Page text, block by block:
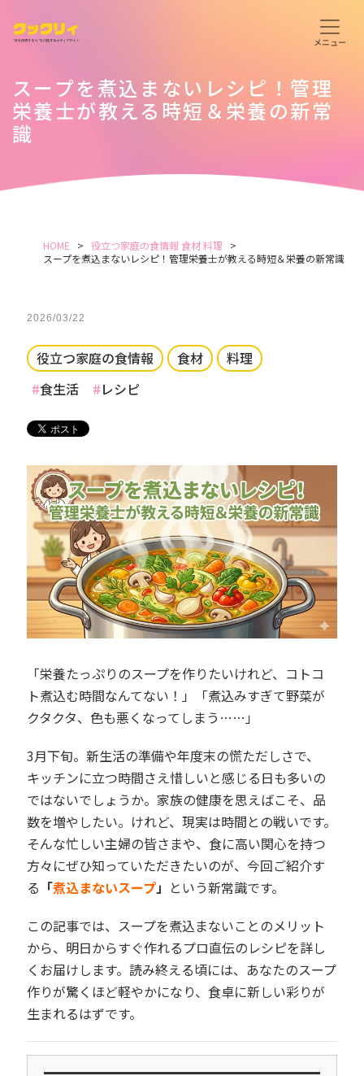
スープを煮込まないレシピ！管理
栄養士が教える時短＆栄養の新常
識
HOME 役立つ家庭の食情報 食材 料理
スープを煮込まないレシピ！管理栄養士が教える時短＆栄養の新常識
2026/03/22
役立つ家庭の食情報 食材
料理
食生活
レシピ
「栄養たっぷりのスープを作りたいけれど、コトコ
ト煮込む時間なんてない！」「煮込みすぎて野菜が
クタクタ、色も悪くなってしまう……」
3月下旬。新生活の準備や年度末の慌ただしさで、
キッチンに立つ時間さえ惜しいと感じる日も多いの
ではないでしょうか。家族の健康を思えばこそ、品
数を増やしたい。けれど、現実は時間との戦いです。
そんな忙しい主婦の皆さまや、食に高い関心を持つ
方々にぜひ知っていただきたいのが、今回ご紹介す
る 「煮込まないスープ」 という新常識です。
この記事では、スープを煮込まないことのメリット
から、明日からすぐ作れるプロ直伝のレシピを詳し
くお届けします。読み終える頃には、あなたのスープ
作りが驚くほど軽やかになり、食卓に新しい彩りが
生まれるはずです。